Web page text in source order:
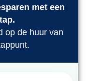
met een
op de huur van